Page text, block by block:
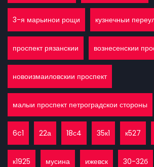
3-я марьинои рощи кузнечныи
проспект рязанскии вознесенскии
новоизмаиловскии проспект
малыи проспект петроградскои стороны
6c1 22а 18с4 35к1 к527
к1925 мусина ижевск 30-32б